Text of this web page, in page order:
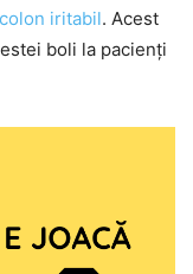
iritabil. Acest
boli la pacienți